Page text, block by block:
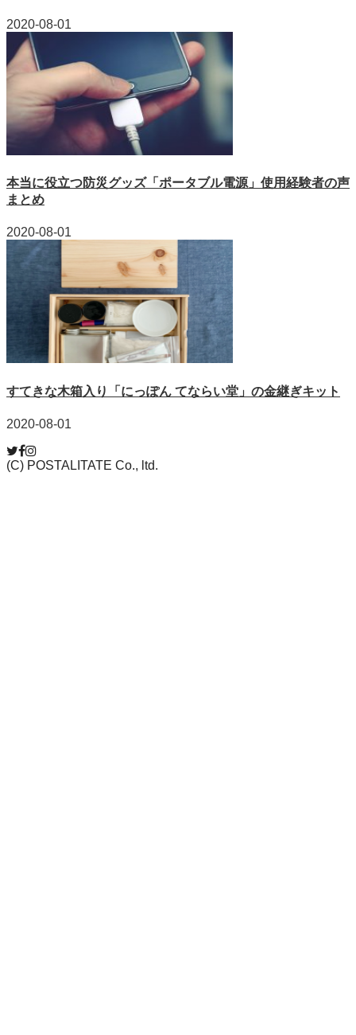
2020-08-01
本当に役立つ防災グッズ「ポータブル電源」使用経験者の声
まとめ
2020-08-01
すてきな木箱入り「にっぽん てならい堂」の金継ぎキット
2020-08-01
(C) POSTALITATE Co., ltd.